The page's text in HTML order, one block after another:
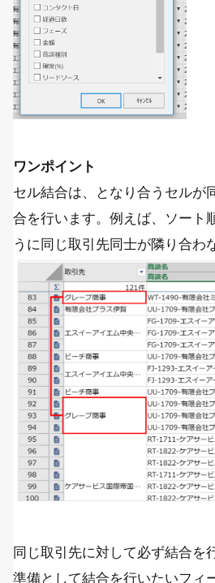
ワンポイント
セル結合は、となり合うセルが
合を行います。例えば、ソート
うに同じ取引先同士が隣り合わ
同じ取引先に対して必ず結合を
準備として結合を行いたいフィ